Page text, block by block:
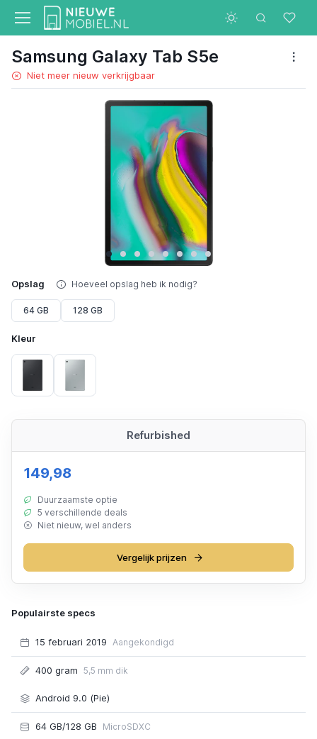
Samsung Galaxy Tab S5e
Niet meer nieuw verkrijgbaar
Opslag Hoeveel opslag heb ik nodig?
64 GB 128 GB
Kleur
Refurbished
149,98
Duurzaamste optie
5 verschillende deals
Niet nieuw, wel anders
Vergelijk prijzen
Populairste specs
15 februari 2019 Aangekondigd
400 gram 5,5 mm dik
Android 9.0 (Pie)
64 GB/128 GB MicroSDXC